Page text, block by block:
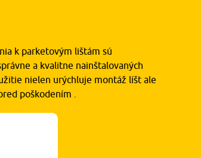
k parketovým lištám sú
a kvalitne nainštalovaných
nielen urýchluje montáž líšt ale
poškodením .